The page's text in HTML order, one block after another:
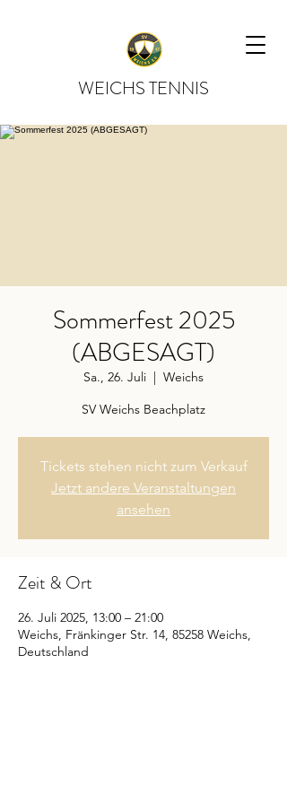
WEICHS TENNIS
Sommerfest 2025
(ABGESAGT)
Sa., 26. Juli
  |
Weichs
SV Weichs Beachplatz
Tickets stehen nicht zum Verkauf
Jetzt andere Veranstaltungen
ansehen
Zeit & Ort
26. Juli 2025, 13:00 – 21:00
Weichs, Fränkinger Str. 14, 85258 Weichs,
Deutschland